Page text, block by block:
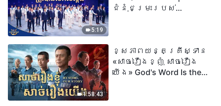
5:19
ជំនុំជម្រះរបស់
1:58:43
ខ្សែភាពយន្តគ្រីស្ទាន
«សាច់រឿងខ្ញុំ សាច់រឿង
យើង» God's Word Is the